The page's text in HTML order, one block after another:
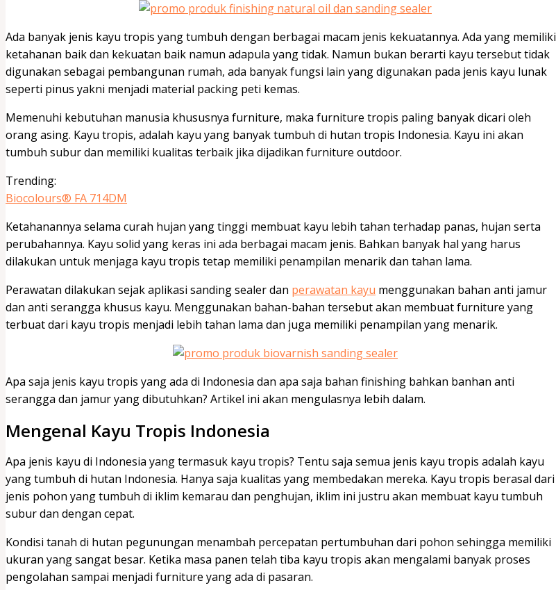
Ada banyak jenis kayu tropis yang tumbuh dengan berbagai macam jenis kekuatannya. Ada yang memiliki
ketahanan baik dan kekuatan baik namun adapula yang tidak. Namun bukan berarti kayu tersebut tidak
digunakan sebagai pembangunan rumah, ada banyak fungsi lain yang digunakan pada jenis kayu lunak
seperti pinus yakni menjadi material packing peti kemas.
Memenuhi kebutuhan manusia khususnya furniture, maka furniture tropis paling banyak dicari oleh
orang asing. Kayu tropis, adalah kayu yang banyak tumbuh di hutan tropis Indonesia. Kayu ini akan
tumbuh subur dan memiliki kualitas terbaik jika dijadikan furniture outdoor.
Trending:
Biocolours® FA 714DM
Ketahanannya selama curah hujan yang tinggi membuat kayu lebih tahan terhadap panas, hujan serta
perubahannya. Kayu solid yang keras ini ada berbagai macam jenis. Bahkan banyak hal yang harus
dilakukan untuk menjaga kayu tropis tetap memiliki penampilan menarik dan tahan lama.
Perawatan dilakukan sejak aplikasi sanding sealer dan perawatan kayu menggunakan bahan anti jamur
dan anti serangga khusus kayu. Menggunakan bahan-bahan tersebut akan membuat furniture yang
terbuat dari kayu tropis menjadi lebih tahan lama dan juga memiliki penampilan yang menarik.
Apa saja jenis kayu tropis yang ada di Indonesia dan apa saja bahan finishing bahkan banhan anti
serangga dan jamur yang dibutuhkan? Artikel ini akan mengulasnya lebih dalam.
Mengenal Kayu Tropis Indonesia
Apa jenis kayu di Indonesia yang termasuk kayu tropis? Tentu saja semua jenis kayu tropis adalah kayu
yang tumbuh di hutan Indonesia. Hanya saja kualitas yang membedakan mereka. Kayu tropis berasal dari
jenis pohon yang tumbuh di iklim kemarau dan penghujan, iklim ini justru akan membuat kayu tumbuh
subur dan dengan cepat.
Kondisi tanah di hutan pegunungan menambah percepatan pertumbuhan dari pohon sehingga memiliki
ukuran yang sangat besar. Ketika masa panen telah tiba kayu tropis akan mengalami banyak proses
pengolahan sampai menjadi furniture yang ada di pasaran.